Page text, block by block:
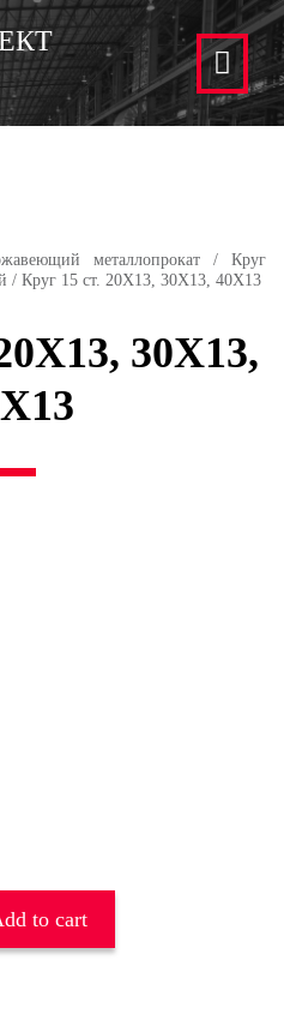
металлопрокат/Круг
/ Круг 15 ст. 20Х13, 30Х13, 40Х13
30Х13,
to cart